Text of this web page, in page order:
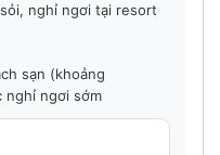
nghỉ ngơi tại resort
sạn (khoảng
nghỉ ngơi sớm